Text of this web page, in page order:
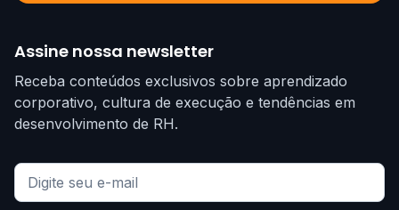
Assine nossa newsletter
Receba conteúdos exclusivos sobre aprendizado
corporativo, cultura de execução e tendências em
desenvolvimento de RH.